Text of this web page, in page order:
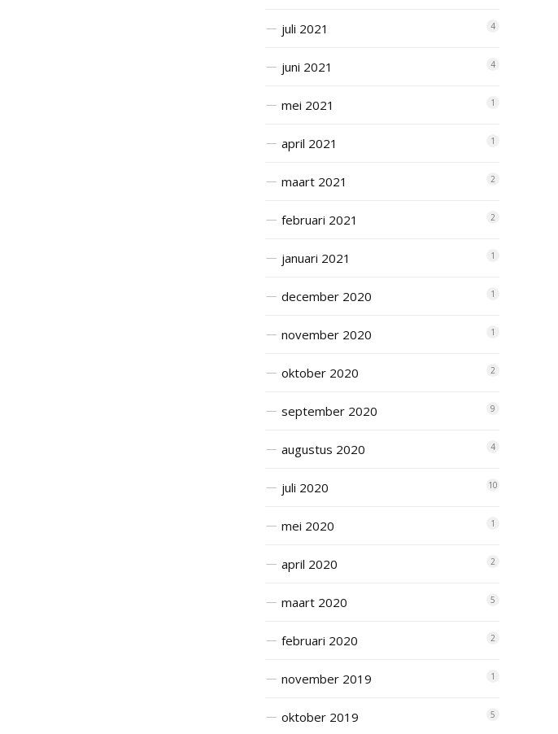
juli 2021 4
juni 2021 4
mei 2021 1
april 2021 1
maart 2021 2
februari 2021 2
januari 2021 1
december 2020 1
november 2020 1
oktober 2020 2
september 2020 9
augustus 2020 4
juli 2020 10
mei 2020 1
april 2020 2
maart 2020 5
februari 2020 2
november 2019 1
oktober 2019 5